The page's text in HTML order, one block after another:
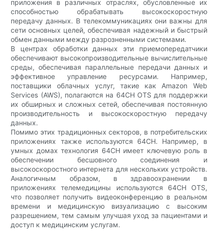
приложения в различных отраслях, обусловленные их
способностью обрабатывать высокоскоростную
передачу данных. В телекоммуникациях они важны для
сети основных целей, обеспечивая надежный и быстрый
обмен данными между разрозненными системами.
В центрах обработки данных эти приемопередатчики
обеспечивают высокопроизводительные вычислительные
среды, обеспечивая параллельные передачи данных и
эффективное управление ресурсами. Например,
поставщики облачных услуг, такие как Amazon Web
Services (AWS), полагаются на 64CH OTS для поддержки
их обширных и сложных сетей, обеспечивая постоянную
производительность и высокоскоростную передачу
данных.
Помимо этих традиционных секторов, в потребительских
приложениях также используются 64CH. Например, в
умных домах технология 64CH имеет ключевую роль в
обеспечении бесшовного соединения и
высокоскоростного интернета для нескольких устройств.
Аналогичным образом, в здравоохранении в
приложениях телемедицины используются 64CH OTS,
что позволяет получить видеоконференцию в реальном
времени и медицинскую визуализацию с высоким
разрешением, тем самым улучшая уход за пациентами и
доступ к медицинским услугам.